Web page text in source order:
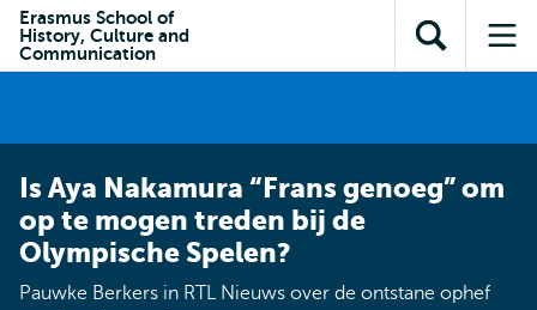
inhoud
Direct naar
subnavigatie
Erasmus School of
History, Culture and
Communication
Toon
zoekveld
Is Aya Nakamura “Frans genoeg” om
op te mogen treden bij de
Olympische Spelen?
Pauwke Berkers in RTL Nieuws over de ontstane ophef